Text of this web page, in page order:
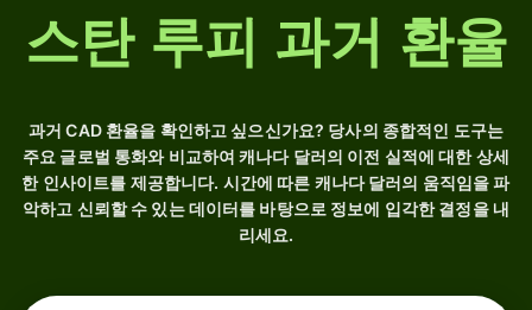
스탄 루피 과거 환율
과거 CAD 환율을 확인하고 싶으신가요? 당사의 종합적인 도구는
주요 글로벌 통화와 비교하여 캐나다 달러의 이전 실적에 대한 상세
한 인사이트를 제공합니다. 시간에 따른 캐나다 달러의 움직임을 파
악하고 신뢰할 수 있는 데이터를 바탕으로 정보에 입각한 결정을 내
리세요.